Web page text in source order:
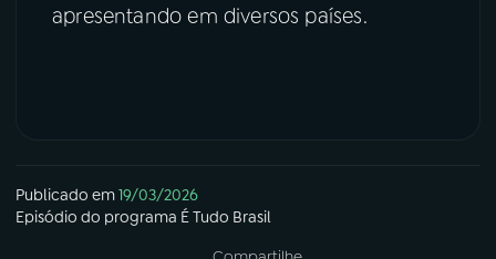
apresentando em diversos países.
Publicado em19/03/2026
Episódio do programa É Tudo Brasil